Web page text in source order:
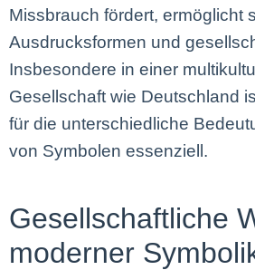
Missbrauch fördert, ermöglicht
Ausdrucksformen und
Insbesondere in einer
Gesellschaft wie Deutschland
für die unterschiedliche
von Symbolen essenziell.
Gesellschaftliche
moderner